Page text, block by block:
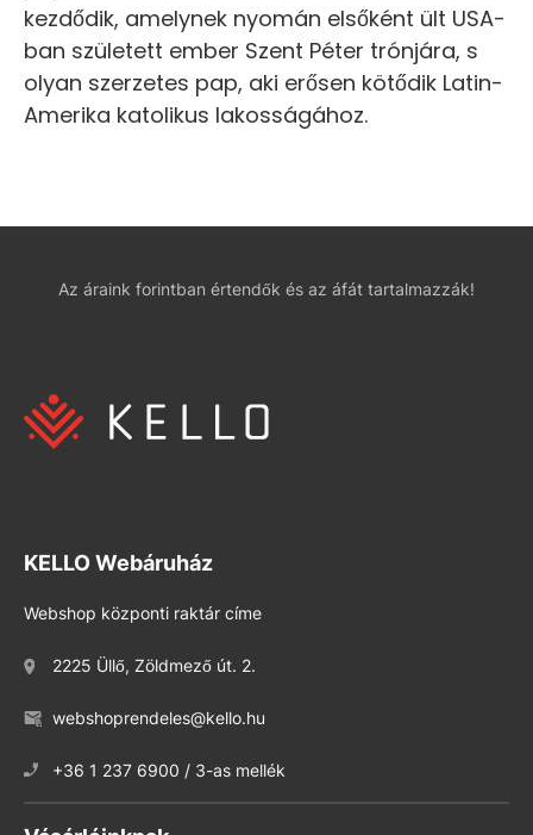
kezdődik, amelynek nyomán elsőként ült USA-
ban született ember Szent Péter trónjára, s
olyan szerzetes pap, aki erősen kötődik Latin-
Amerika katolikus lakosságához.
Az áraink forintban értendők és az áfát tartalmazzák!
KELLO Webáruház
Webshop központi raktár címe
2225 Üllő, Zöldmező út. 2.
webshoprendeles@kello.hu
+36 1 237 6900 / 3-as mellék